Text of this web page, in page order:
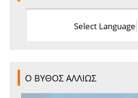
Select Language
Ο ΒΥΘΟΣ ΑΛΛΙΩΣ